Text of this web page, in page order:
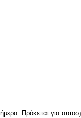
Πρόκειται για